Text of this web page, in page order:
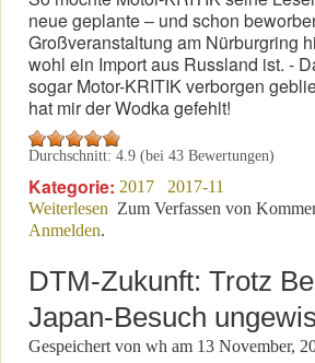
neue geplante – und schon
Großveranstaltung am Nürburgring
wohl ein Import aus Russland ist. -
sogar Motor-KRITIK verborgen
hat mir der Wodka gefehlt!
Durchschnitt: 4.9 (bei 43 Bewertungen)
Kategorie: 2017
2017-11
Weiterlesen über Geheim? - Import aus
Zum Verfassen von
Anmelden.
DTM-Zukunft: Trotz
Japan-Besuch
Gespeichert von wh am 13 November,